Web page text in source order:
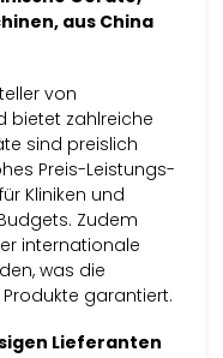
aus China
von
bietet zahlreiche
sind preislich
Preis-Leistungs-
Kliniken und
Zudem
internationale
was die
garantiert.
Lieferanten